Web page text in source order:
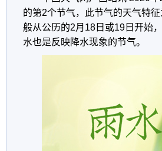
的第2个节气，此节气的天气特
般从公历的2月18日或19日开始
水也是反映降水现象的节气。